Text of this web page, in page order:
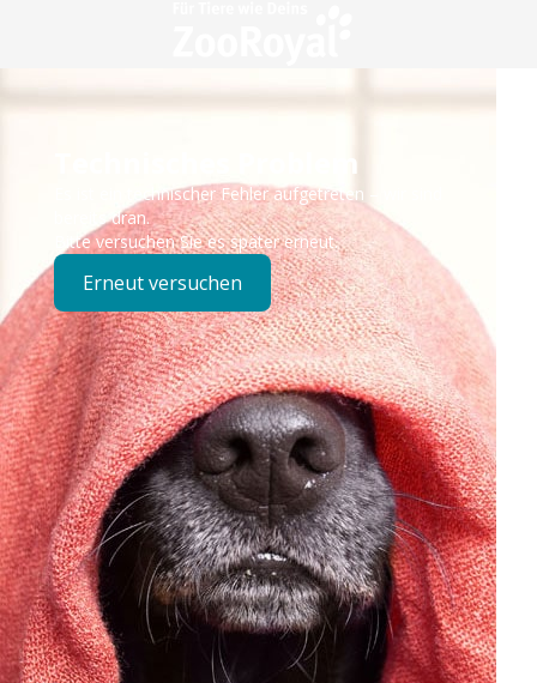
Technisches Problem
Es ist ein technischer Fehler aufgetreten – wir sind
bereits dran.
Bitte versuchen Sie es später erneut.
Erneut versuchen